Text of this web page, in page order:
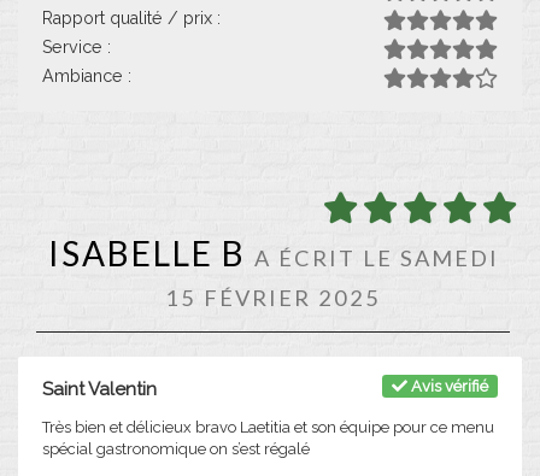
Rapport qualité / prix :
Service :
Ambiance :
ISABELLE B A ÉCRIT LE SAMEDI
15 FÉVRIER 2025
Avis vérifié
Saint Valentin
Très bien et délicieux bravo Laetitia et son équipe pour ce menu
spécial gastronomique on s’est régalé